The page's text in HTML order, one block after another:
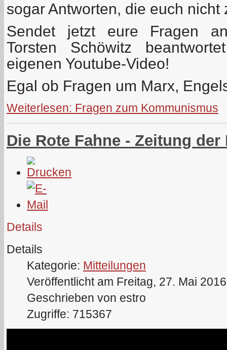
sogar Antworten, die euch nicht
Sendet jetzt eure Fragen
Torsten Schöwitz
eigenen Youtube-Video!
Egal ob Fragen um Marx,
Weiterlesen: Fragen zum Kommunismus
Die Rote Fahne - Zeitung der
Details
Details
Kategorie: Mitteilungen
Veröffentlicht am Freitag, 27. Mai
Geschrieben von estro
Zugriffe: 715367